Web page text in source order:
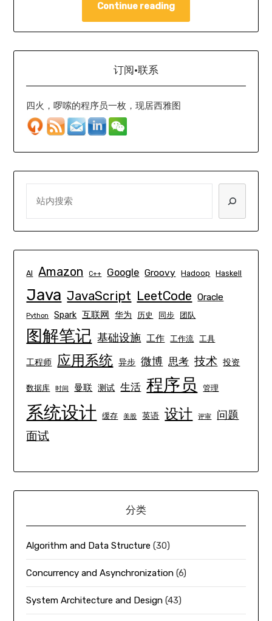
Continue reading
订阅·联系
四火，啰嗦的程序员一枚，现居西雅图
AI Amazon C++ Google Groovy Hadoop Haskell
Java JavaScript LeetCode Oracle
Python Spark 互联网 华为 历史 同步 团队
图解笔记 基础设施 工作 工作流 工具
工程师 应用系统 异步 微博 思考 技术 投资
数据库 时间 曼联 测试 生活 程序员 管理
系统设计 缓存 美股 英语 设计 评审 问题
面试
分类
Algorithm and Data Structure (30)
Concurrency and Asynchronization (6)
System Architecture and Design (43)